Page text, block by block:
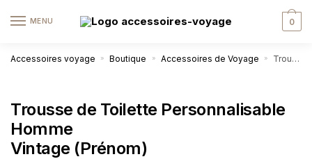
MENU 0
Accessoires voyage » Boutique » Accessoires de Voyage » Trousse de Toilette Personnalisable Homme Vintage (Prénom)
Trousse de Toilette Personnalisable
Homme
Vintage (Prénom)